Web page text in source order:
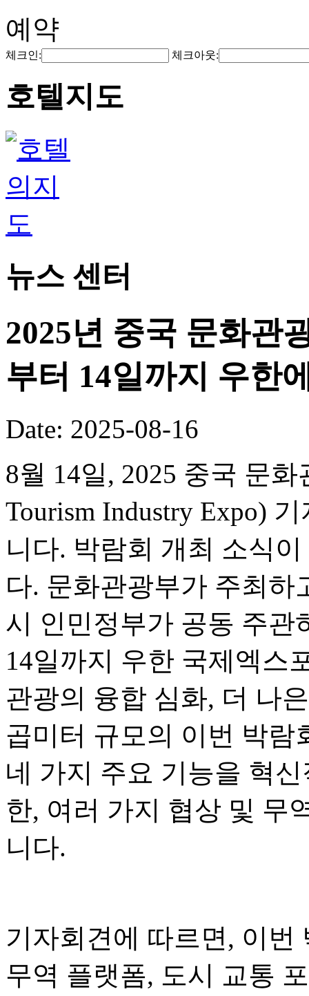
예약
체크인: 체크아웃:
호텔지도
뉴스 센터
2025년 중국 문화관
부터 14일까지 우한
Date: 2025-08-16
8월 14일, 2025 중국 문
Tourism Industry Expo)
니다. 박람회 개최 소식
다. 문화관광부가 주최
시 인민정부가 공동 주관
14일까지 우한 국제엑스
관광의 융합 심화, 더 나
곱미터 규모의 이번 박람
네 가지 주요 기능을 혁
한, 여러 가지 협상 및 무
니다.
기자회견에 따르면, 이번
무역 플랫폼, 도시 교통